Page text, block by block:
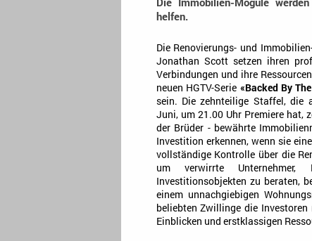
helfen.
Die Renovierungs- und
Jonathan Scott setzen ihren
Verbindungen und ihre
neuen HGTV-Serie «Backed By
sein. Die zehnteilige Staffel, die
Juni, um 21.00 Uhr Premiere hat,
der Brüder - bewährte
Investition erkennen, wenn sie
vollständige Kontrolle über die
um verwirrte Unternehmer,
Investitionsobjekten zu beraten,
einem unnachgiebigen
beliebten Zwillinge die
Einblicken und erstklassigen